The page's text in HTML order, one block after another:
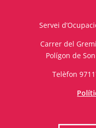
Servei
Carrer del
Polígon de
Telèfon